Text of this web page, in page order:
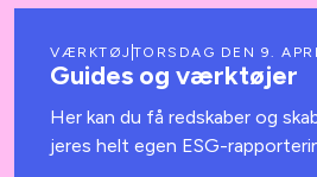
VÆRKTØJ TORSDAG DEN 9.
Guides og værktøjer
Her kan du få redskaber og
jeres helt egen ESG-